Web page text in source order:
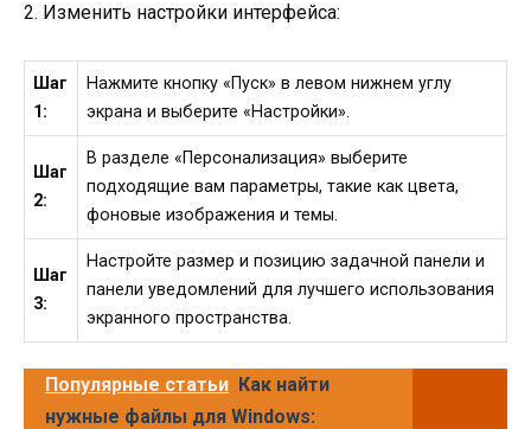
2. Изменить настройки интерфейса:
Шаг
1:
Нажмите кнопку «Пуск» в левом нижнем углу
экрана и выберите «Настройки».
Шаг
2:
В разделе «Персонализация» выберите
подходящие вам параметры, такие как цвета,
фоновые изображения и темы.
Шаг
3:
Настройте размер и позицию задачной панели и
панели уведомлений для лучшего использования
экранного пространства.
Популярные статьи Как найти
нужные файлы для Windows: